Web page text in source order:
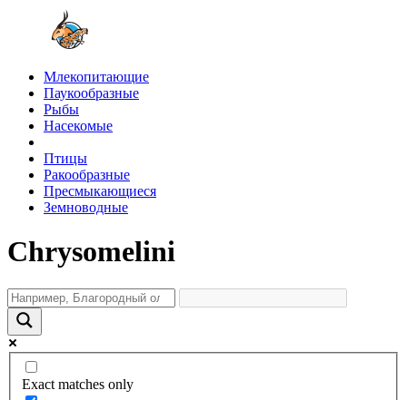
Млекопитающие
Паукообразные
Рыбы
Насекомые
Птицы
Ракообразные
Пресмыкающиеся
Земноводные
Chrysomelini
Exact matches only